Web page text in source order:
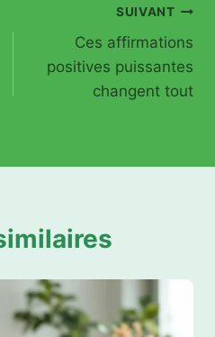
SUIVANT
Ces affirmations
positives puissantes
changent tout